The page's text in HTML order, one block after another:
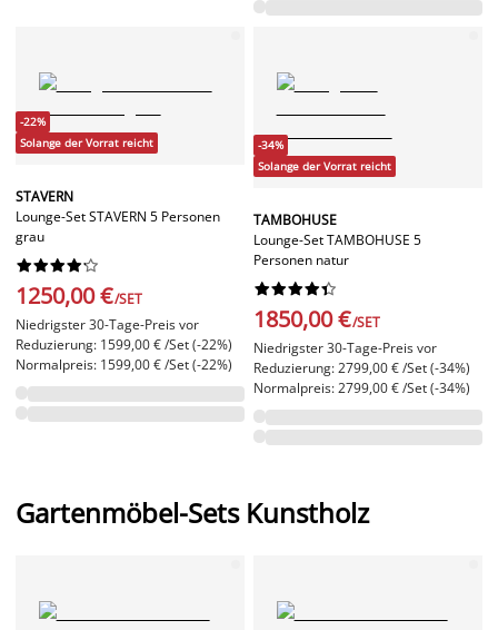
-22%
Solange der Vorrat reicht
STAVERN
Lounge-Set STAVERN 5 Personen
grau






1250,00 €/SET
Niedrigster 30-Tage-Preis vor
Reduzierung: 1599,00 € /Set (-22%)
Normalpreis: 1599,00 € /Set (-22%)
-34%
Solange der Vorrat reicht
TAMBOHUSE
Lounge-Set TAMBOHUSE 5
Personen natur






1850,00 €/SET
Niedrigster 30-Tage-Preis vor
Reduzierung: 2799,00 € /Set (-34%)
Normalpreis: 2799,00 € /Set (-34%)
Gartenmöbel-Sets Kunstholz